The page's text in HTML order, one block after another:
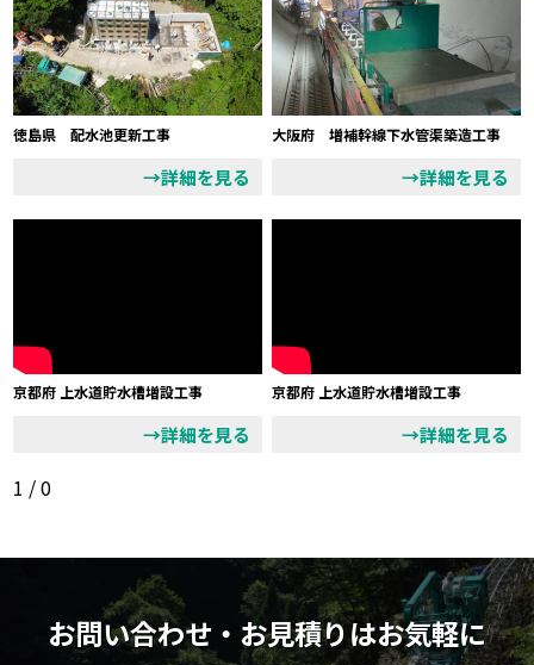
徳島県 配水池更新工事
→詳細を見る
大阪府 増補幹線下水管渠築造工事
→詳細を見る
京都府 上水道貯水槽増設工事
→詳細を見る
京都府 上水道貯水槽増設工事
→詳細を見る
1 / 0
お問い合わせ・お見積りはお気軽に